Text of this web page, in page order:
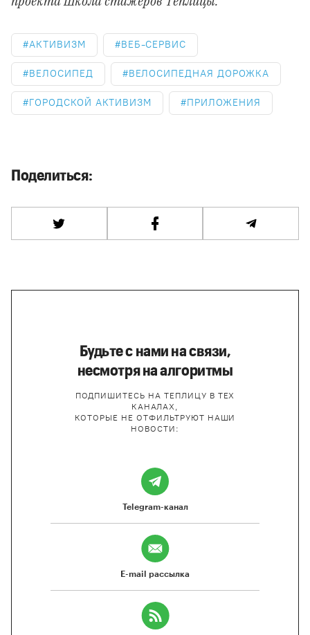
АКТИВИЗМ ВЕБ-СЕРВИС
ВЕЛОСИПЕД ВЕЛОСИПЕДНАЯ ДОРОЖКА
ГОРОДСКОЙ АКТИВИЗМ ПРИЛОЖЕНИЯ
Поделиться:
Будьте с нами на связи,
несмотря на алгоритмы
ПОДПИШИТЕСЬ НА ТЕПЛИЦУ В ТЕХ
КАНАЛАХ,
КОТОРЫЕ НЕ ОТФИЛЬТРУЮТ НАШИ
НОВОСТИ:
Telegram-канал
E-mail рассылка